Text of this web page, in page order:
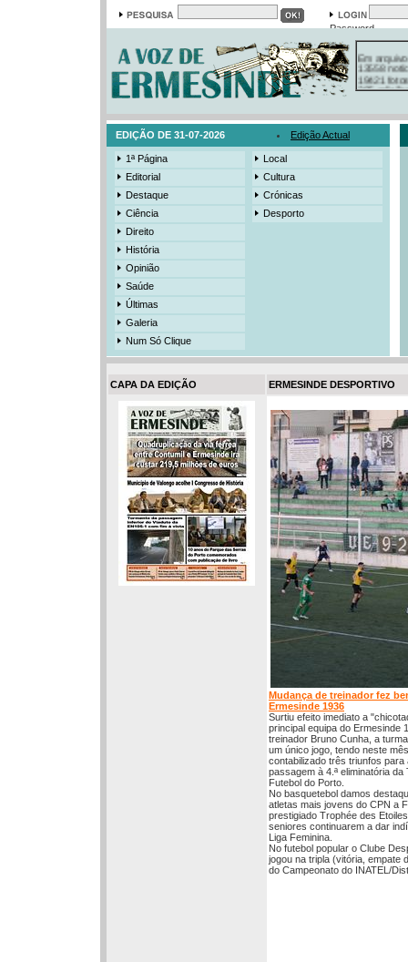
Password
Em arquivo
13558
19421
385
EDIÇÃO DE 31-07-2026 Edição Actual
1ª Página
Editorial
Destaque
Ciência
Direito
História
Opinião
Saúde
Últimas
Galeria
Num Só Clique
Local
Cultura
Crónicas
Desporto
CAPA DA EDIÇÃO ERMESINDE DESPORTIVO
Mudança de treinador fez
Ermesinde 1936
Surtiu efeito imediato a
principal equipa do Ermesinde
treinador Bruno Cunha, a
um único jogo, tendo neste
contabilizado três triunfos para
passagem à 4.ª eliminatória
Futebol do Porto.
No basquetebol damos
atletas mais jovens do CPN a
prestigiado Trophée des
seniores continuarem a dar
Liga Feminina.
No futebol popular o Clube
jogou na tripla (vitória, empate
do Campeonato do INATEL/